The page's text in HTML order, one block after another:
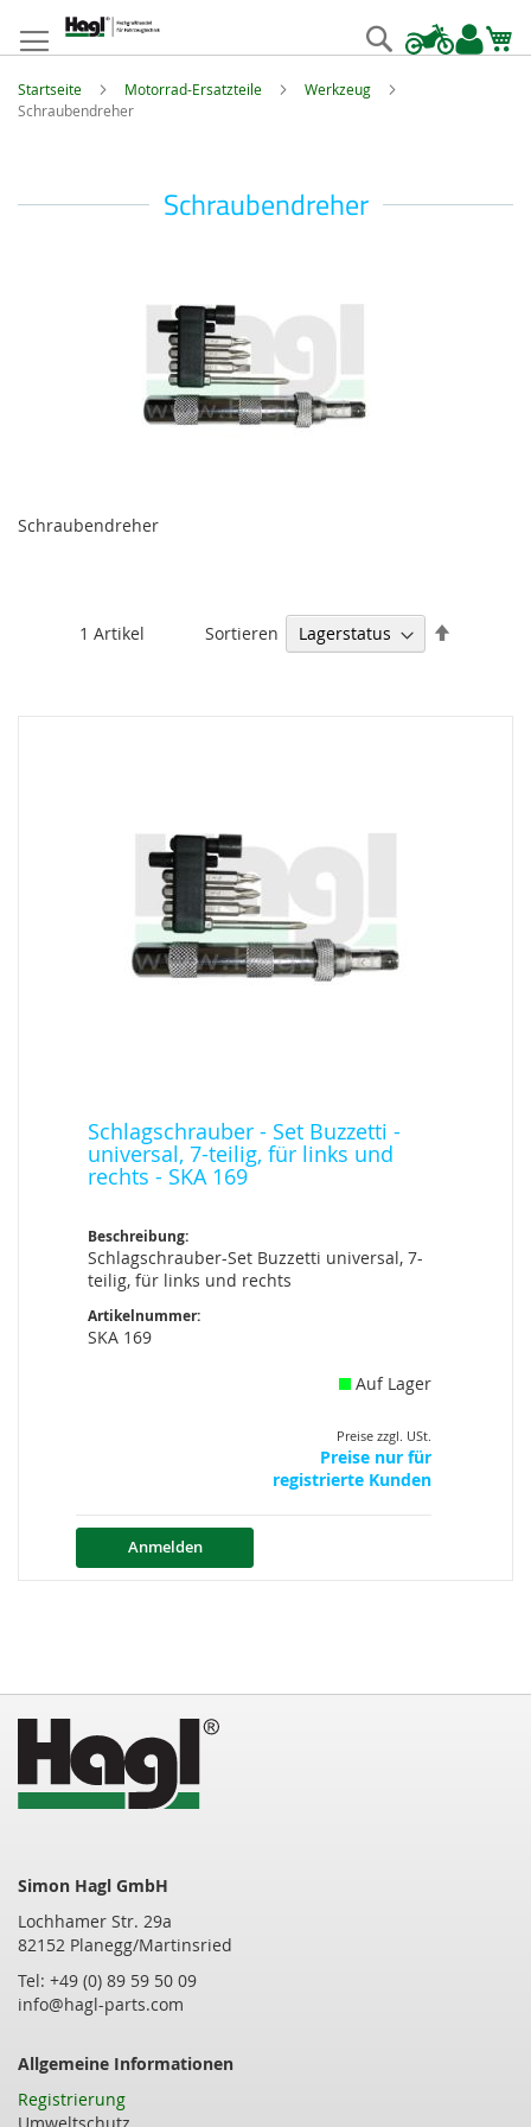
springen
Suche
Startseite Motorrad-Ersatzteile
Werkzeug
Schraubendreher
Schraubendreher
Schraubendreher
1 Artikel Sortieren
Schlagschrauber - Set Buzzetti -
universal, 7-teilig, für links und
rechts - SKA 169
Beschreibung:
Schlagschrauber-Set Buzzetti universal, 7-
teilig, für links und rechts
Artikelnummer:
SKA 169
Auf Lager
Preise zzgl. USt.
Preise nur für
registrierte Kunden
Anmelden
Simon Hagl GmbH
Lochhamer Str. 29a
82152 Planegg/Martinsried
Tel: +49 (0) 89 59 50 09
info@hagl-parts.com
Allgemeine Informationen
Registrierung